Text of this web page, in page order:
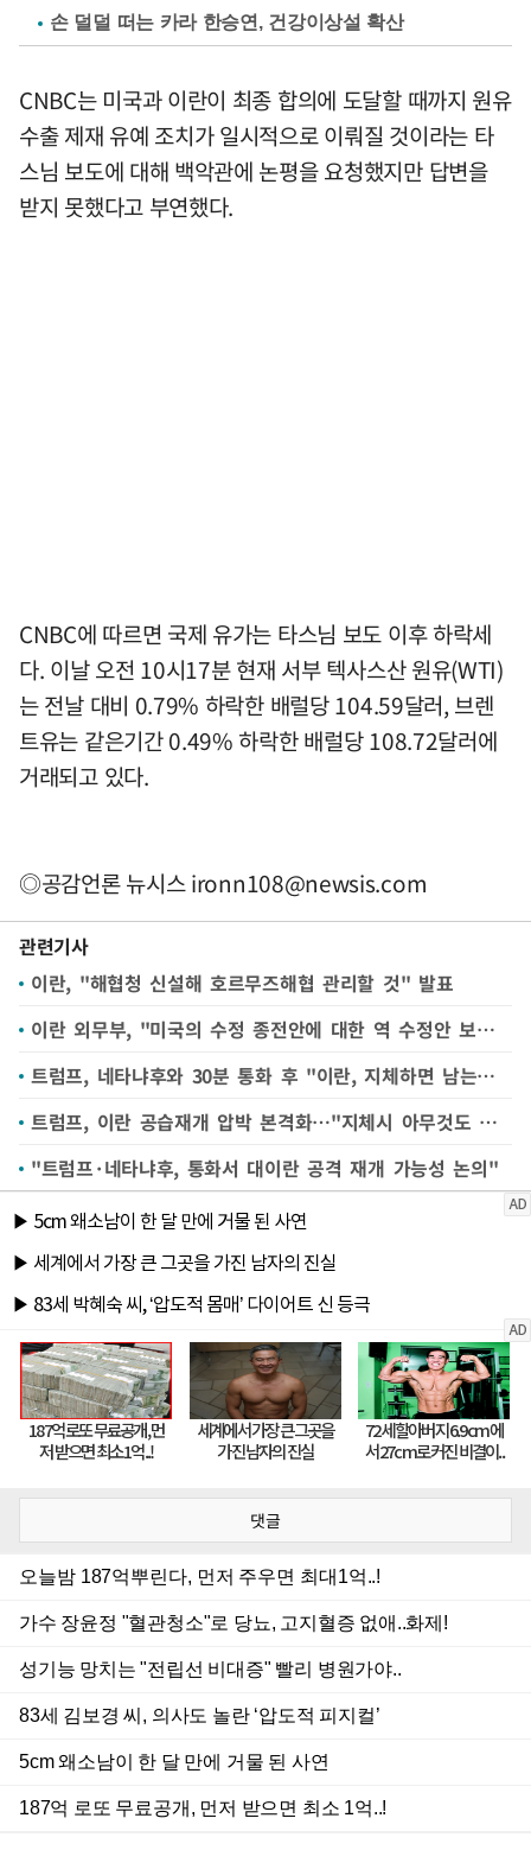
손 덜덜 떠는 카라 한승연, 건강이상설 확산
CNBC는 미국과 이란이 최종 합의에 도달할 때까지 원유
수출 제재 유예 조치가 일시적으로 이뤄질 것이라는 타
스님 보도에 대해 백악관에 논평을 요청했지만 답변을
받지 못했다고 부연했다.
CNBC에 따르면 국제 유가는 타스님 보도 이후 하락세
다. 이날 오전 10시17분 현재 서부 텍사스산 원유(WTI)
는 전날 대비 0.79% 하락한 배럴당 104.59달러, 브렌
트유는 같은기간 0.49% 하락한 배럴당 108.72달러에
거래되고 있다.
◎공감언론 뉴시스ironn108@newsis.com
관련기사
이란, "해협청 신설해 호르무즈해협 관리할 것" 발표
이란 외무부, "미국의 수정 종전안에 대한 역 수정안 보내…파키스탄 중개"
트럼프, 네타냐후와 30분 통화 후 "이란, 지체하면 남는것 없을것"
트럼프, 이란 공습재개 압박 본격화…"지체시 아무것도 안남을것"(종합)
"트럼프·네타냐후, 통화서 대이란 공격 재개 가능성 논의"
댓글